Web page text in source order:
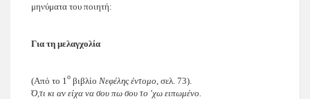
μηνύματα του ποιητή:
Για τη μελαγχολία
(Από το 1 ο βιβλίο Νεφέλης έντομο , σελ. 73).
Ό,τι κι αν είχα να σου πω σου το 'χω ειπωμένο.